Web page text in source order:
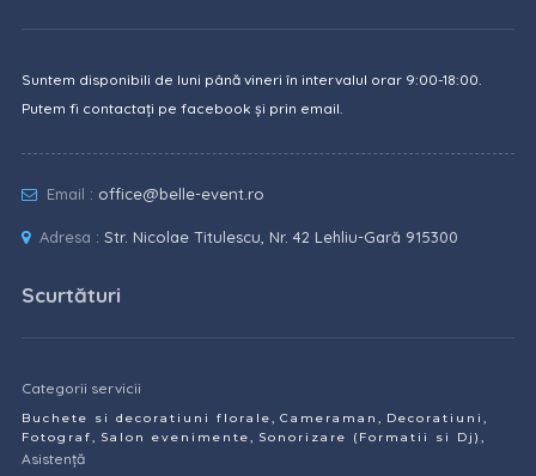
Suntem disponibili de luni până vineri în intervalul orar 9:00-18:00.
Putem fi contactați pe facebook și prin email.
Email : office@belle-event.ro
Adresa : Str. Nicolae Titulescu, Nr. 42 Lehliu-Gară 915300
Scurtături
Categorii servicii
Buchete si decoratiuni florale Cameraman Decoratiuni
Fotograf Salon evenimente Sonorizare (Formatii si Dj)
Asistență